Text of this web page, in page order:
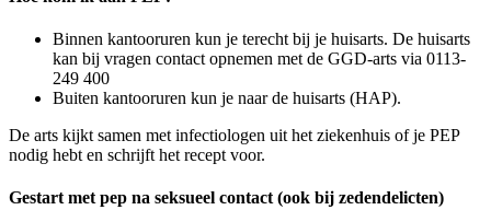
Binnen kantooruren kun je terecht bij je huisarts. De huisarts
kan bij vragen contact opnemen met de GGD-arts via 0113-
249 400
Buiten kantooruren kun je naar de huisarts (HAP).
De arts kijkt samen met infectiologen uit het ziekenhuis of je PEP
nodig hebt en schrijft het recept voor.
Gestart met pep na seksueel contact (ook bij zedendelicten)